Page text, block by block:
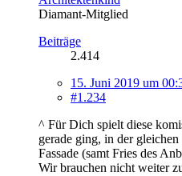
Diamant-Mitglied
Beiträge
2.414
15. Juni 2019 um
#1.234
^ Für Dich spielt diese
gerade ging, in der
Fassade (samt Fries des
Wir brauchen nicht weiter